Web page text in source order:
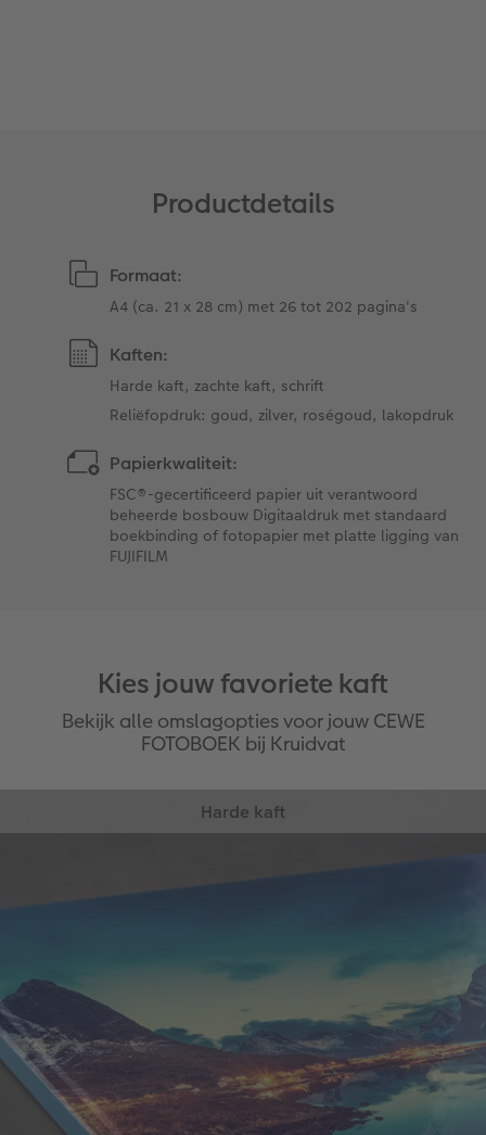
Productdetails
Formaat:
A4 (ca. 21 x 28 cm) met 26 tot 202 pagina's
Kaften:
Harde kaft, zachte kaft, schrift
Reliëfopdruk: goud, zilver, roségoud, lakopdruk
Papierkwaliteit:
FSC®-gecertificeerd papier uit verantwoord
beheerde bosbouw Digitaaldruk met standaard
boekbinding of fotopapier met platte ligging van
FUJIFILM
Kies jouw favoriete kaft
Bekijk alle omslagopties voor jouw CEWE
FOTOBOEK bij Kruidvat
Harde kaft
Robuuste kaft die jouw foto’s perfect beschermt.